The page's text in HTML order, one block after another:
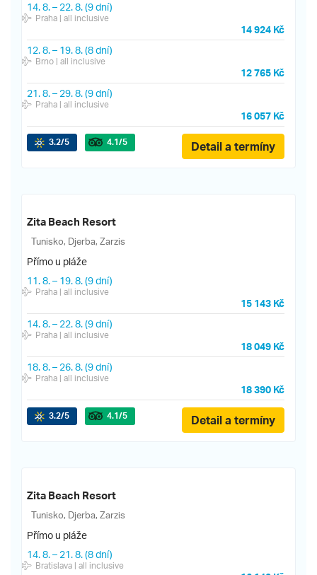
14. 8.– 22. 8.(9 dní)
Praha| all inclusive
14 924 Kč
12. 8.– 19. 8.(8 dní)
Brno| all inclusive
12 765 Kč
21. 8.– 29. 8.(9 dní)
Praha| all inclusive
16 057 Kč
3.2/5 4.1/5 Detail a termíny
Zita Beach Resort
Tunisko, Djerba, Zarzis
Přímo u pláže
11. 8.– 19. 8.(9 dní)
Praha| all inclusive
15 143 Kč
14. 8.– 22. 8.(9 dní)
Praha| all inclusive
18 049 Kč
18. 8.– 26. 8.(9 dní)
Praha| all inclusive
18 390 Kč
3.2/5 4.1/5 Detail a termíny
Zita Beach Resort
Tunisko, Djerba, Zarzis
Přímo u pláže
14. 8.– 21. 8.(8 dní)
Bratislava| all inclusive